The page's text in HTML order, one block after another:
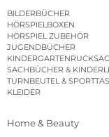
BILDERBÜCHER
HÖRSPIELBOXEN
HÖRSPIEL ZUBEHÖR
JUGENDBÜCHER
SACHBÜCHER &
TURNBEUTEL &
KLEIDER
Home & Beauty